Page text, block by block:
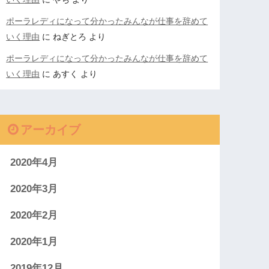
ポーラレディになって分かったみんなが仕事を辞めて
いく理由 に ねぎとろ より
ポーラレディになって分かったみんなが仕事を辞めて
いく理由 に あすく より
アーカイブ
2020年4月
2020年3月
2020年2月
2020年1月